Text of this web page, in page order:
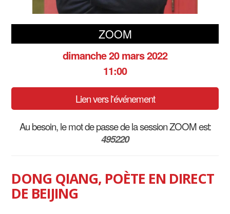
ZOOM
dimanche 20 mars 2022
11:00
Lien vers l'événement
Au besoin, le mot de passe de la session ZOOM est:
495220
DONG QIANG, POÈTE EN DIRECT
DE BEIJING